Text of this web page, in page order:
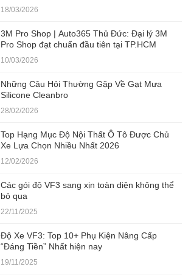
18/03/2026
3M Pro Shop | Auto365 Thủ Đức: Đại lý 3M
Pro Shop đạt chuẩn đầu tiên tại TP.HCM
10/03/2026
Những Câu Hỏi Thường Gặp Về Gạt Mưa
Silicone Cleanbro
28/02/2026
Top Hạng Mục Độ Nội Thất Ô Tô Được Chủ
Xe Lựa Chọn Nhiều Nhất 2026
12/02/2026
Các gói độ VF3 sang xịn toàn diện không thể
bỏ qua
22/11/2025
Độ Xe VF3: Top 10+ Phụ Kiện Nâng Cấp
“Đáng Tiền” Nhất hiện nay
19/11/2025